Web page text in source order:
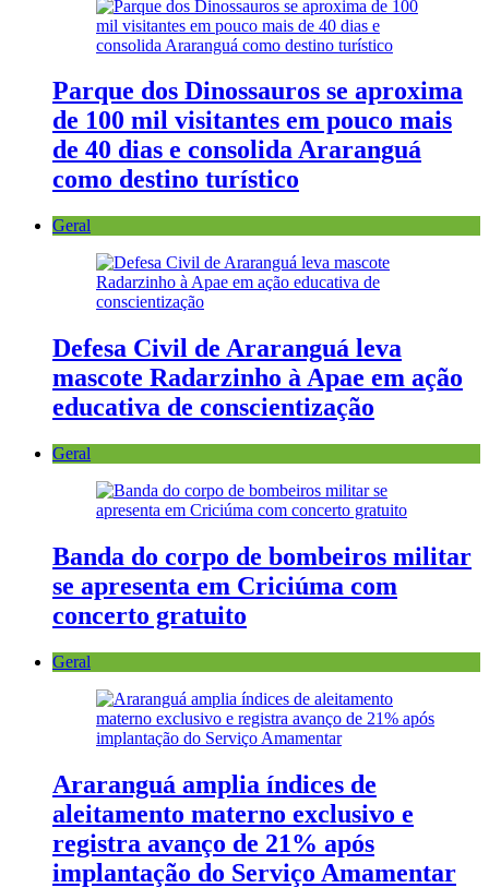
Parque dos Dinossauros se aproxima
de 100 mil visitantes em pouco mais
de 40 dias e consolida Araranguá
como destino turístico
Geral
Defesa Civil de Araranguá leva
mascote Radarzinho à Apae em ação
educativa de conscientização
Geral
Banda do corpo de bombeiros militar
se apresenta em Criciúma com
concerto gratuito
Geral
Araranguá amplia índices de
aleitamento materno exclusivo e
registra avanço de 21% após
implantação do Serviço Amamentar